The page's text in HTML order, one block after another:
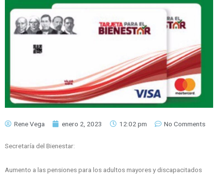
Rene Vega enero 2, 2023 12:02 pm No Comments
Secretaría del Bienestar:
Aumento a las pensiones para los adultos mayores y discapacitados